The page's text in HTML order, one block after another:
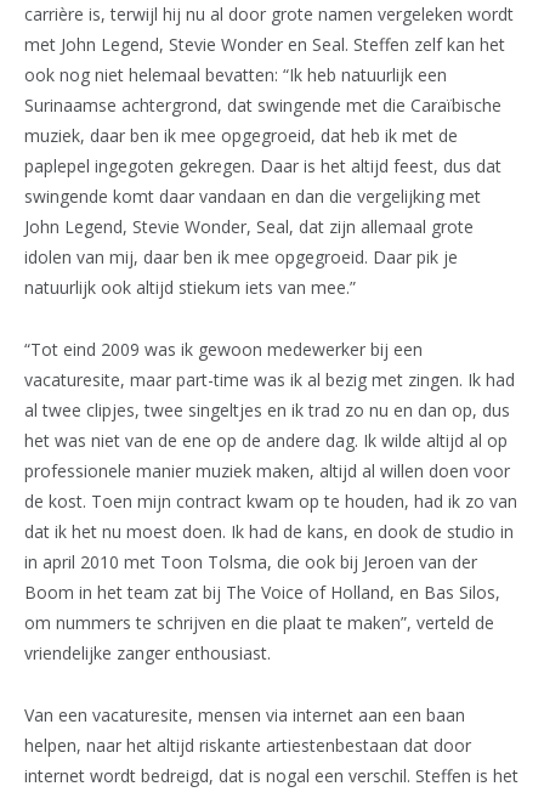
carrière is, terwijl hij nu al door grote namen vergeleken wordt
met John Legend, Stevie Wonder en Seal. Steffen zelf kan het
ook nog niet helemaal bevatten: “Ik heb natuurlijk een
Surinaamse achtergrond, dat swingende met die Caraïbische
muziek, daar ben ik mee opgegroeid, dat heb ik met de
paplepel ingegoten gekregen. Daar is het altijd feest, dus dat
swingende komt daar vandaan en dan die vergelijking met
John Legend, Stevie Wonder, Seal, dat zijn allemaal grote
idolen van mij, daar ben ik mee opgegroeid. Daar pik je
natuurlijk ook altijd stiekum iets van mee.”
“Tot eind 2009 was ik gewoon medewerker bij een
vacaturesite, maar part-time was ik al bezig met zingen. Ik had
al twee clipjes, twee singeltjes en ik trad zo nu en dan op, dus
het was niet van de ene op de andere dag. Ik wilde altijd al op
professionele manier muziek maken, altijd al willen doen voor
de kost. Toen mijn contract kwam op te houden, had ik zo van
dat ik het nu moest doen. Ik had de kans, en dook de studio in
in april 2010 met Toon Tolsma, die ook bij Jeroen van der
Boom in het team zat bij The Voice of Holland, en Bas Silos,
om nummers te schrijven en die plaat te maken”, verteld de
vriendelijke zanger enthousiast.
Van een vacaturesite, mensen via internet aan een baan
helpen, naar het altijd riskante artiestenbestaan dat door
internet wordt bedreigd, dat is nogal een verschil. Steffen is het